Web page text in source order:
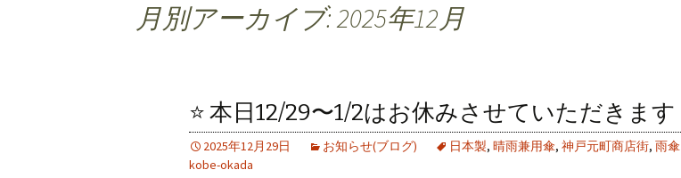
月別アーカイブ: 2025年12月
⭐️ 本日12/29〜1/2はお休みさせていただきます
2025年12月29日 お知らせ(ブログ) 日本製, 晴雨兼用傘, 神戸元町商店街, 雨傘
kobe-okada